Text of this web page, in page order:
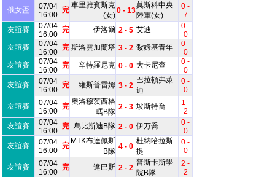
俄女盃
07/04
16:00
完
車里雅賓斯克
(女)
0 - 13
莫斯科中央
陸軍(女)
0 -
7
友誼賽
07/04
16:00
完 伊洛爾 2 - 5 艾迪
0 -
0
友誼賽
07/04
16:00
完 斯洛雲加蘭塔 3 - 2 紮姆基青年
0 -
0
友誼賽
07/04
16:00
完 辛特羅尼克 0 - 0 大卡尼查
0 -
0
友誼賽
07/04
16:00
完 維斯普雷姆 3 - 2
巴拉頓弗萊
迪
0 -
0
友誼賽
07/04
16:00
完
奧洛穆茨西格
瑪B隊
2 - 3 坡斯特喬
1 -
2
友誼賽
07/04
16:00
完 烏比斯迪B隊 2 - 0 伊万喬
0 -
0
友誼賽
07/04
16:00
完
MTK布達佩斯
B隊
4 - 0
杜納哈拉斯
提
0 -
0
友誼賽
07/04
16:00
完 達巴斯 2 - 2
普斯卡斯學
院B隊
2 -
2